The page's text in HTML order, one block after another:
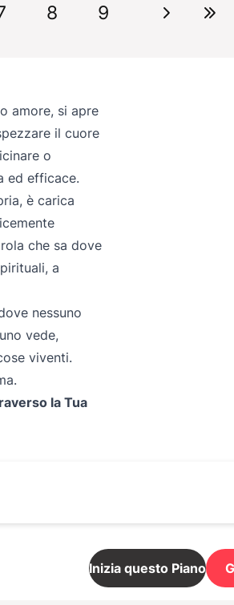
8 9
amore, si apre
il cuore
o
ed efficace.
è carica
che sa dove
a
nessuno
vede,
viventi.
la Tua
Inizia questo Piano